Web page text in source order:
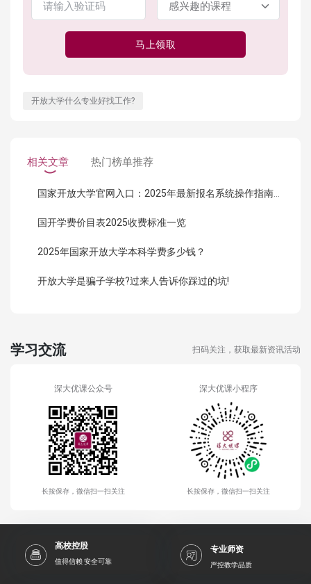
马上领取
开放大学什么专业好找工作?
相关文章 热门榜单推荐
国家开放大学官网入口：2025年最新报名系统操作指南（附链接）
国开学费价目表2025收费标准一览
2025年国家开放大学本科学费多少钱？
开放大学是骗子学校?过来人告诉你踩过的坑!
学习交流 扫码关注，获取最新资讯活动
深大优课公众号
长按保存，微信扫一扫关注
深大优课小程序
长按保存，微信扫一扫关注
高校控股
值得信赖 安全可靠
专业师资
严控教学品质